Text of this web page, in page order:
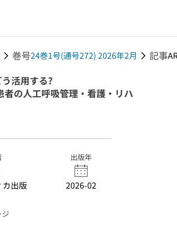
巻号24巻1号(通号272) 2026年2月 記事
活用する?
の人工呼吸管理・看護・リハ
カ出版
出版年
2026-02